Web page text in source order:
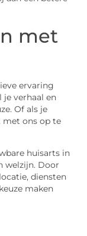
met
ervaring
je verhaal en
Of als je
met ons op te
huisarts in
welzijn. Door
diensten
maken